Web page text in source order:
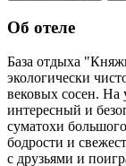
Об отеле
База отдыха
экологически
вековых сосен. На
интересный и
суматохи
бодрости и
с друзьями и